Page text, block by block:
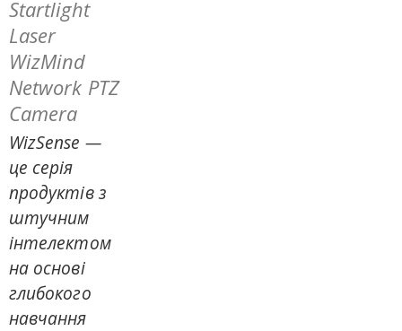
Startlight
Laser
WizMind
Network PTZ
Camera
WizSense —
це серія
продуктів з
штучним
інтелектом
на основі
глибокого
навчання